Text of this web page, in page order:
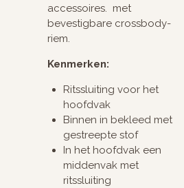
accessoires. met
bevestigbare crossbody-
riem.
Kenmerken:
Ritssluiting voor het
hoofdvak
Binnen in bekleed met
gestreepte stof
In het hoofdvak een
middenvak met
ritssluiting